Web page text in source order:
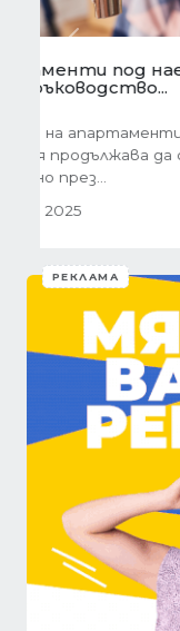
Готови
разстояние
Скъпи дами,
най-
01 Oct 2025
РЕКЛАМА